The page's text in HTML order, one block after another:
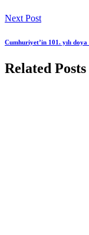
Next Post
Cumhuriyet’in 101. yılı
Related Posts